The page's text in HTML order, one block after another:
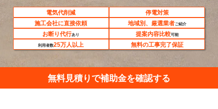
電気代削減
停電対策
施工会社に直接依頼
地域別、厳選業者ご紹介
お断り代行あり 提案内容比較可能
利用者数25万人以上 無料の工事完了保証
無料見積りで補助金を確認する